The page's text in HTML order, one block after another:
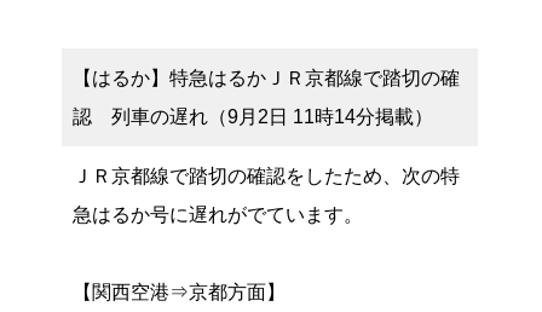
【はるか】特急はるかＪＲ京都線で踏切の確
認 列車の遅れ（9月2日 11時14分掲載）
ＪＲ京都線で踏切の確認をしたため、次の特
急はるか号に遅れがでています。
【関西空港⇒京都方面】